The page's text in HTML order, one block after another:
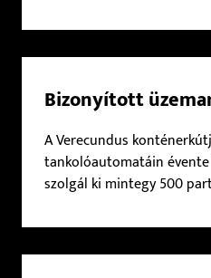
Bizonyított
A Verecundus
tankolóautomatáin
szolgál ki mintegy 500